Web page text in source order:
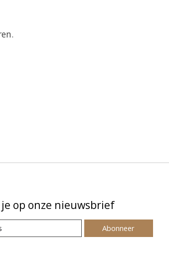
op onze nieuwsbrief
Abonneer